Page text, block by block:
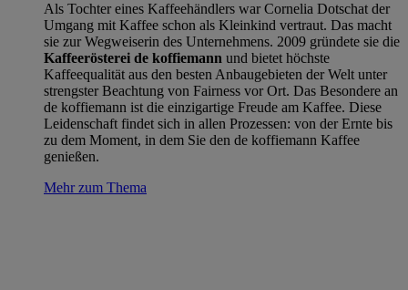
Als Tochter eines Kaffeehändlers war Cornelia Dotschat der
Umgang mit Kaffee schon als Kleinkind vertraut. Das macht
sie zur Wegweiserin des Unternehmens. 2009 gründete sie die
Kaffeerösterei de koffiemann und bietet höchste
Kaffeequalität aus den besten Anbaugebieten der Welt unter
strengster Beachtung von Fairness vor Ort. Das Besondere an
de koffiemann ist die einzigartige Freude am Kaffee. Diese
Leidenschaft findet sich in allen Prozessen: von der Ernte bis
zu dem Moment, in dem Sie den de koffiemann Kaffee
genießen.
Mehr zum Thema